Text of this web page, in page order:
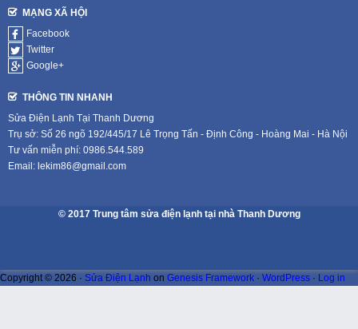
MẠNG XÃ HỘI
Facebook
Twitter
Google+
THÔNG TIN NHANH
Sửa Điện Lạnh Tại Thanh Dương
Trụ sở: Số 26 ngõ 192/445/17 Lê Trọng Tấn - Định Công - Hoàng Mai - Hà Nội
Tư vấn miễn phí: 0986.544.589
Email: lekim86@gmail.com
© 2017 Trung tâm sửa điện lạnh tại nhà Thanh Dương
Copyright © 2026 · Sửa Điện Lạnh on Genesis Framework · WordPress · Log in